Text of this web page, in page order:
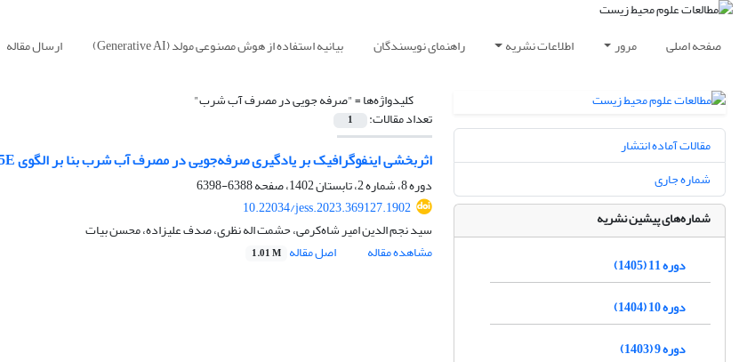
صفحه اصلی مرور اطلاعات نشریه راهنمای نویسندگان بیانیه استفاده از هوش مصنوعی مولد (Generative AI) ارسال مقاله
کلیدواژه‌ها ="صرفه جویی در مصرف آب شرب"
تعداد مقالات: 1
اثربخشی اینفوگرافیک بر یادگیری صرفه‌جویی در مصرف آب شرب بنا بر الگوی 5E با رویکرد پایداری محیط زیست
دوره 8، شماره 2، تابستان 1402، صفحه
6388-6398
10.22034/jess.2023.369127.1902
سید نجم الدین امیر شاه‌کرمی، حشمت اله نظری، صدف علیزاده، محسن بیات
مشاهده مقاله
اصل مقاله 1.01 M
مقالات آماده انتشار
شماره جاری
شماره‌های پیشین نشریه
دوره 11 (1405)
دوره 10 (1404)
دوره 9 (1403)